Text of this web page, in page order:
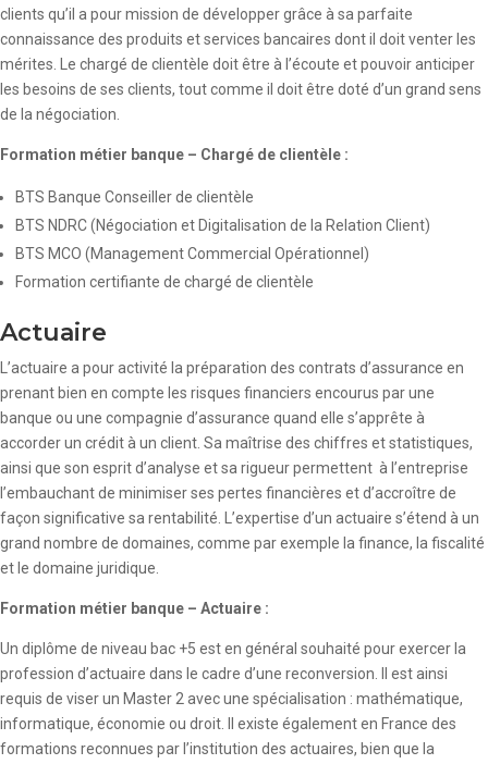
clients qu’il a pour mission de développer grâce à sa parfaite
connaissance des produits et services bancaires dont il doit venter les
mérites. Le chargé de clientèle doit être à l’écoute et pouvoir anticiper
les besoins de ses clients, tout comme il doit être doté d’un grand sens
de la négociation.
Formation métier banque – Chargé de clientèle :
BTS Banque Conseiller de clientèle
BTS NDRC (Négociation et Digitalisation de la Relation Client)
BTS MCO (Management Commercial Opérationnel)
Formation certifiante de chargé de clientèle
Actuaire
L’actuaire a pour activité la préparation des contrats d’assurance en
prenant bien en compte les risques financiers encourus par une
banque ou une compagnie d’assurance quand elle s’apprête à
accorder un crédit à un client. Sa maîtrise des chiffres et statistiques,
ainsi que son esprit d’analyse et sa rigueur permettent à l’entreprise
l’embauchant de minimiser ses pertes financières et d’accroître de
façon significative sa rentabilité. L’expertise d’un actuaire s’étend à un
grand nombre de domaines, comme par exemple la finance, la fiscalité
et le domaine juridique.
Formation métier banque – Actuaire :
Un diplôme de niveau bac +5 est en général souhaité pour exercer la
profession d’actuaire dans le cadre d’une reconversion. Il est ainsi
requis de viser un Master 2 avec une spécialisation : mathématique,
informatique, économie ou droit. Il existe également en France des
formations reconnues par l’institution des actuaires, bien que la